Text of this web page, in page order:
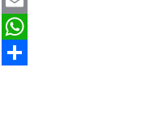
Email
WhatsApp